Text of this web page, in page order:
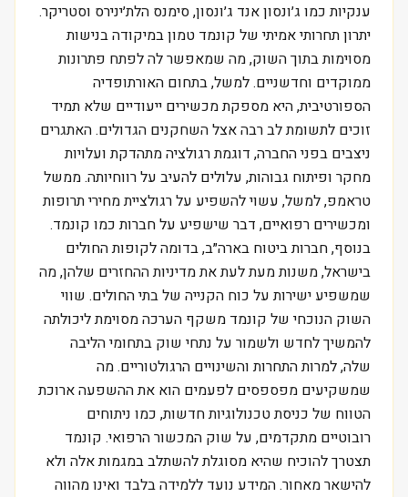
ענקיות כמו ג׳ונסון אנד ג׳ונסון, סימנס הלת׳ינירס וסטריקר.
יתרון תחרותי אמיתי של קונמד טמון במיקודה בנישות
מסוימות בתוך השוק, מה שמאפשר לה לפתח פתרונות
ממוקדים וחדשניים. למשל, בתחום האורתופדיה
הספורטיבית, היא מספקת מכשירים ייעודיים שלא תמיד
זוכים לתשומת לב רבה אצל השחקנים הגדולים. האתגרים
ניצבים בפני החברה, דוגמת רגולציה מתהדקת ועלויות
מחקר ופיתוח גבוהות, עלולים להעיב על רווחיותה. ממשל
טראמפ, למשל, עשוי להשפיע על רגולציית מחירי תרופות
ומכשירים רפואיים, דבר שישפיע על חברות כמו קונמד.
בנוסף, חברות ביטוח בארה״ב, בדומה לקופות החולים
בישראל, משנות מעת לעת את מדיניות ההחזרים שלהן, מה
שמשפיע ישירות על כוח הקנייה של בתי החולים. שווי
השוק הנוכחי של קונמד משקף הערכה מסוימת ליכולתה
להמשיך לחדש ולשמור על נתחי שוק בתחומי הליבה
שלה, למרות התחרות והשינויים הרגולטוריים. מה
שמשקיעים מפספסים לפעמים הוא את ההשפעה ארוכת
הטווח של כניסת טכנולוגיות חדשות, כמו ניתוחים
רובוטיים מתקדמים, על שוק המכשור הרפואי. קונמד
תצטרך להוכיח שהיא מסוגלת להשתלב במגמות אלה ולא
להישאר מאחור. המידע נועד ללמידה בלבד ואינו מהווה